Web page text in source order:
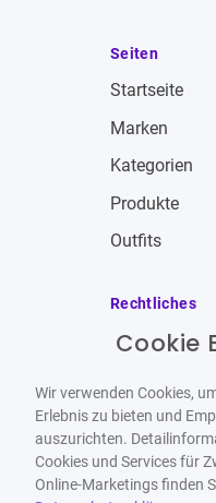
Seiten
Startseite
Marken
Kategorien
Produkte
Outfits
Rechtliches
Impressum
Cookie
Wir verwenden Cookies,
Erlebnis zu bieten und
auszurichten.
Cookies und Services für
Online-Marketings finden